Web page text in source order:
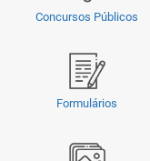
Concursos Públicos
Formulários